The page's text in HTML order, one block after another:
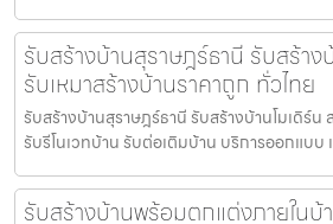
รับสร้างบ้านสุราษฎร์ธานี รับสร้า
รับเหมาสร้างบ้านราคาถูก ทั่วไทย
รับสร้างบ้านสุราษฎร์ธานี รับสร้างบ้านโมเดิร์น
รับรีโนเวทบ้าน รับต่อเติมบ้าน บริการออกแบบ
รับสร้างบ้านพร้อมตกแต่งภายในบ้